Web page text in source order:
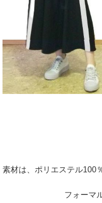
素材は、ポリエステル100
フォーマ